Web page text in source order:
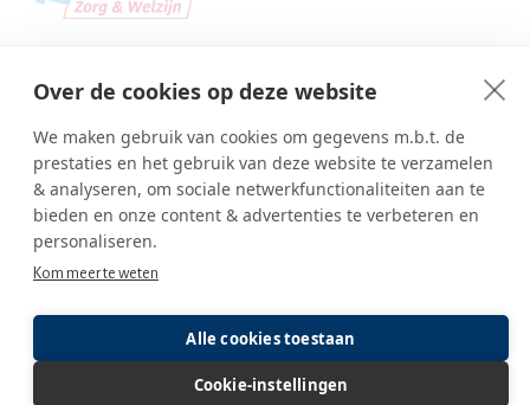
Over de cookies op deze website
We maken gebruik van cookies om gegevens m.b.t. de
prestaties en het gebruik van deze website te verzamelen
& analyseren, om sociale netwerkfunctionaliteiten aan te
bieden en onze content & advertenties te verbeteren en
personaliseren.
Kom meer te weten
Alle cookies toestaan
Cookie-instellingen
Copyright © SBA Web 2026